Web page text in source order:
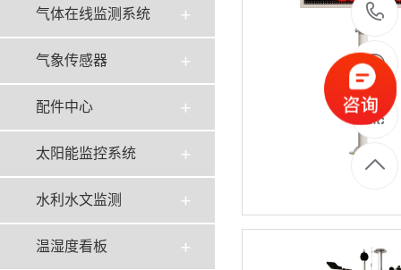
气体在线监测系统
气象传感器
配件中心
太阳能监控系统
水利水文监测
温湿度看板